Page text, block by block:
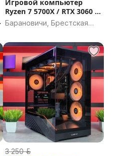
Игровой компьютер
Ryzen 7 5700X / RTX 3060 Ti
/ 32GB, 16GB / Гарантия на
игровой ПК
Барановичи, Брестская
3 250 р.